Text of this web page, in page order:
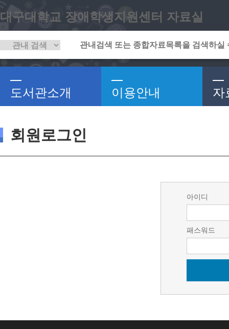
대구대학교 장애학생지원센터 자료실
도서관소개 이용안내 자
회원로그인
아이디
패스워드